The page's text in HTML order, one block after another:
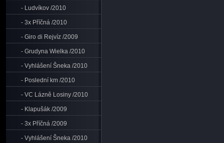
- Ludvíkov /2010
- 3x Příčná /2010
- Giro di Rejvíz /2009
- Grudyna Wielka /2010
- Vyhlášení Šneka /2010
- Poslední km /2010
- VC Lázně Losiny /2010
- Klapušák /2009
- 3x Příčná /2009
- Vyhlášení Šneka /2010